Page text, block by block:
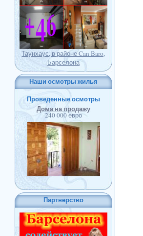
Таунхаус, в районе Can Baro,
Барселона
Наши осмотры жилья
Проведенные осмотры
Дома на продажу
240 000 евро
Партнерство